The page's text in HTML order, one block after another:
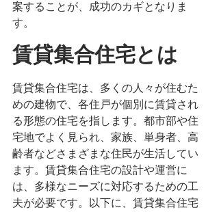
案することが、成功のカギとなりま
す。
賃貸集合住宅とは
賃貸集合住宅は、多くの人々が住むた
めの建物で、各住戸が個別に賃貸され
る形態の住宅を指します。都市部や住
宅地でよく見られ、家族、単身者、高
齢者などさまざまな住民が生活してい
ます。賃貸集合住宅の設計や運営に
は、多様なニーズに対応するための工
夫が必要です。以下に、賃貸集合住宅